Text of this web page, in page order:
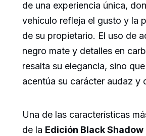
de una experiencia única,
vehículo refleja el gusto y la
de su propietario. El uso de
negro mate y detalles en
resalta su elegancia, sino
acentúa su carácter audaz y
Una de las características
de la Edición Black Shadow